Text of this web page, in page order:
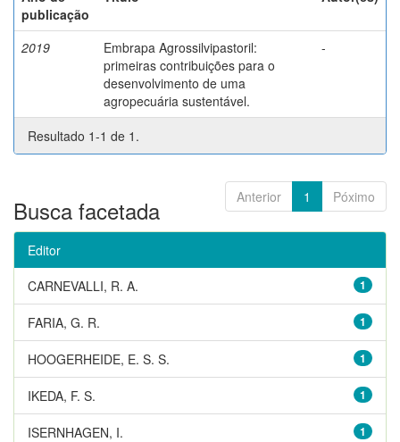
publicação
2019
Embrapa Agrossilvipastoril:
primeiras contribuições para o
desenvolvimento de uma
agropecuária sustentável.
-
Resultado 1-1 de 1.
Anterior 1 Póximo
Busca facetada
Editor
1
CARNEVALLI, R. A.
1
FARIA, G. R.
1
HOOGERHEIDE, E. S. S.
1
IKEDA, F. S.
1
ISERNHAGEN, I.